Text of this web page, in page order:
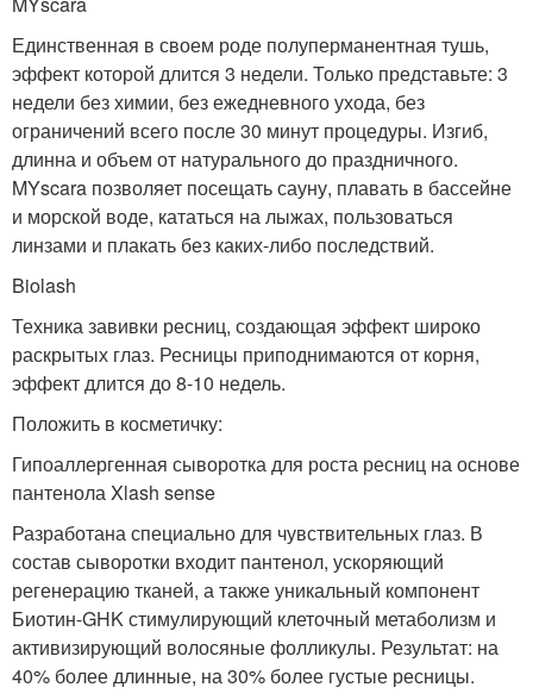
Единственная в своем роде полуперманентная тушь,
эффект которой длится 3 недели. Только представьте: 3
недели без химии, без ежедневного ухода, без
ограничений всего после 30 минут процедуры. Изгиб,
длинна и объем от натурального до праздничного.
MYscara позволяет посещать сауну, плавать в бассейне
и морской воде, кататься на лыжах, пользоваться
линзами и плакать без каких-либо последствий.
Biolash
Техника завивки ресниц, создающая эффект широко
раскрытых глаз. Ресницы приподнимаются от корня,
эффект длится до 8-10 недель.
Положить в косметичку:
Гипоаллергенная сыворотка для роста ресниц на основе
пантенола Xlash sense
Разработана специально для чувствительных глаз. В
состав сыворотки входит пантенол, ускоряющий
регенерацию тканей, а также уникальный компонент
Биотин-GHK стимулирующий клеточный метаболизм и
активизирующий волосяные фолликулы. Результат: на
40% более длинные, на 30% более густые ресницы.